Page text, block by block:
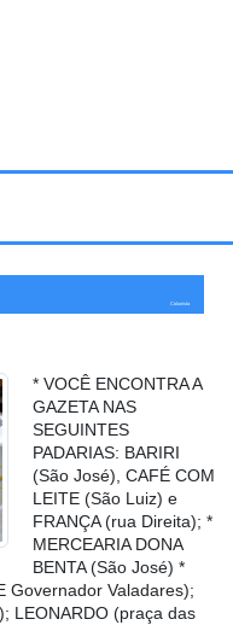
Colunista
* VOCÊ ENCONTRA A
GAZETA NAS
SEGUINTES
PADARIAS: BARIRI
(São José), CAFÉ COM
LEITE (São Luiz) e
FRANÇA (rua Direita); *
MERCEARIA DONA
BENTA (São José) *
Governador Valadares);
LEONARDO (praça das